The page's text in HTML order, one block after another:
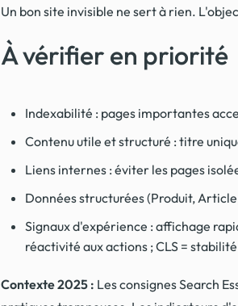
Un bon site invisible ne sert à rien.
À vérifier en priorité
Indexabilité : pages importantes
Contenu utile et structuré : titre
Liens internes : éviter les pages
Données structurées (Produit,
Signaux d'expérience : affichage
réactivité aux actions ; CLS =
Contexte 2025 : Les consignes Search